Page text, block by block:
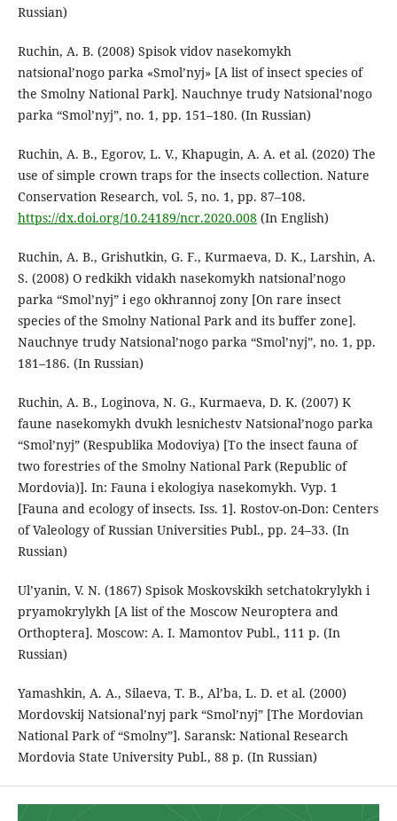
Russian)
Ruchin, A. B. (2008) Spisok vidov nasekomykh
natsional’nogo parka «Smol’nyj» [A list of insect species of
the Smolny National Park]. Nauchnye trudy Natsional’nogo
parka “Smol’nyj”, no. 1, pp. 151–180. (In Russian)
Ruchin, A. B., Egorov, L. V., Khapugin, A. A. et al. (2020) The
use of simple crown traps for the insects collection. Nature
Conservation Research, vol. 5, no. 1, pp. 87–108.
https://dx.doi.org/10.24189/ncr.2020.008(In English)
Ruchin, A. B., Grishutkin, G. F., Kurmaeva, D. K., Larshin, A.
S. (2008) O redkikh vidakh nasekomykh natsional’nogo
parka “Smol’nyj” i ego okhrannoj zony [On rare insect
species of the Smolny National Park and its buffer zone].
Nauchnye trudy Natsional’nogo parka “Smol’nyj”, no. 1, pp.
181–186. (In Russian)
Ruchin, A. B., Loginova, N. G., Kurmaeva, D. K. (2007) K
faune nasekomykh dvukh lesnichestv Natsional’nogo parka
“Smol’nyj” (Respublika Modoviya) [To the insect fauna of
two forestries of the Smolny National Park (Republic of
Mordovia)]. In: Fauna i ekologiya nasekomykh. Vyp. 1
[Fauna and ecology of insects. Iss. 1]. Rostov-on-Don: Centers
of Valeology of Russian Universities Publ., pp. 24–33. (In
Russian)
Ul’yanin, V. N. (1867) Spisok Moskovskikh setchatokrylykh i
pryamokrylykh [A list of the Moscow Neuroptera and
Orthoptera]. Moscow: A. I. Mamontov Publ., 111 p. (In
Russian)
Yamashkin, A. A., Silaeva, T. B., Al’ba, L. D. et al. (2000)
Mordovskij Natsional’nyj park “Smol’nyj” [The Mordovian
National Park of “Smolny”]. Saransk: National Research
Mordovia State University Publ., 88 p. (In Russian)